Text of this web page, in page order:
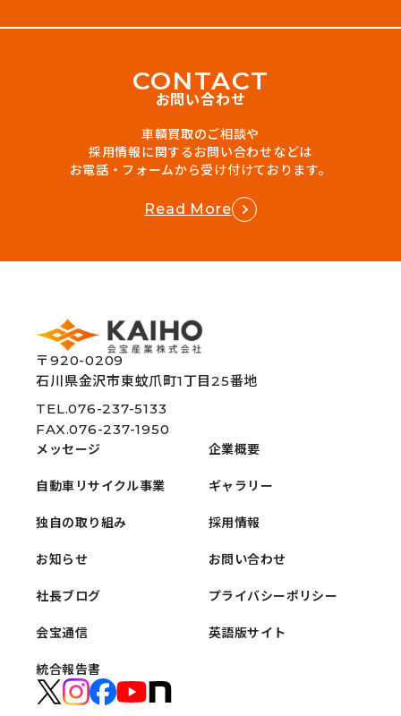
CONTACT
お問い合わせ
車輌買取のご相談や
採用情報に関するお問い合わせなどは
お電話・フォームから受け付けております。
Read More
〒920-0209
石川県金沢市東蚊爪町1丁目25番地
TEL.076-237-5133
FAX.076-237-1950
メッセージ
自動車リサイクル事業
独自の取り組み
お知らせ
社長ブログ
会宝通信
統合報告書
企業概要
ギャラリー
採用情報
お問い合わせ
プライバシーポリシー
英語版サイト